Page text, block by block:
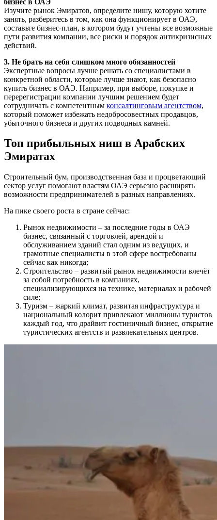
Изучите рынок Эмиратов, определите нишу, которую хотите
занять, разберитесь в том, как она функционирует в ОАЭ,
составьте бизнес-план, в котором будут учтены все возможные
пути развития компании, все риски и порядок антикризисных
действий.
3. Не брать на себя слишком много обязанностей
Экспертные вопросы лучше решать со специалистами в
конкретной области, которые лучше знают, как безопасно
купить бизнес в ОАЭ. Например, при выборе, покупке и
перерегистрации компании лучшим решением будет
сотрудничать с компетентным консалтинговым агентством,
который поможет избежать недобросовестных продавцов,
убыточного бизнеса и других подводных камней.
Топ прибыльных ниш в Арабских
Эмиратах
Строительный бум, производственная база и процветающий
сектор услуг помогают властям ОАЭ серьезно расширять
возможности предпринимателей в разных направлениях.
На пике своего роста в стране сейчас:
Рынок недвижимости – за последние годы в ОАЭ
бизнес, связанный с торговлей, арендой и
обслуживанием зданий стал одним из ведущих, и
грамотные специалисты в этой сфере востребованы
сейчас как никогда;
Строительство – развитый рынок недвижимости влечёт
за собой потребность в компаниях,
специализирующихся на технике, материалах и рабочей
силе;
Туризм – жаркий климат, развитая инфраструктура и
национальный колорит привлекают миллионы туристов
каждый год, что драйвит гостиничный бизнес, открытие
туристических агентств и развлекательных центров.